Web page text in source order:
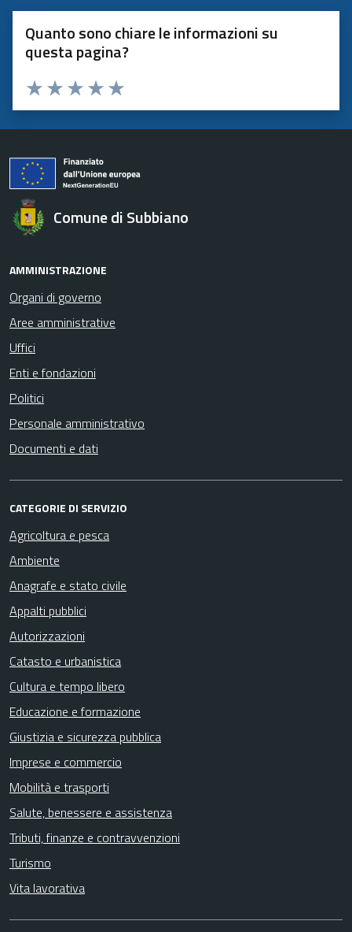
Quanto sono chiare le informazioni su
questa pagina?
Valuta 5 stelle su 5
Valuta 4 stelle su 5
Valuta 3 stelle su 5
Valuta 2 stelle su 5
Valuta 1 stelle su 5
Comune di Subbiano
AMMINISTRAZIONE
Organi di governo
Aree amministrative
Uffici
Enti e fondazioni
Politici
Personale amministrativo
Documenti e dati
CATEGORIE DI SERVIZIO
Agricoltura e pesca
Ambiente
Anagrafe e stato civile
Appalti pubblici
Autorizzazioni
Catasto e urbanistica
Cultura e tempo libero
Educazione e formazione
Giustizia e sicurezza pubblica
Imprese e commercio
Mobilità e trasporti
Salute, benessere e assistenza
Tributi, finanze e contravvenzioni
Turismo
Vita lavorativa